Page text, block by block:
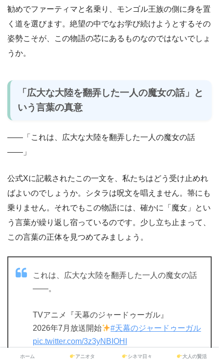
勧めでファーティマと名乗り、モンゴル王族の側に身を置
く道を選びます。絶望の中でなお学び続けようとするその
姿勢こそが、この物語の芯にあるものなのではないでしょ
うか。
「広大な大陸を翻弄した一人の魔女の話」と
いう言葉の真意
――「これは、広大な大陸を翻弄した一人の魔女の話
――」
公式Xに記載されたこの一文を、私たちはどう受け止めれ
ばよいのでしょうか。シタラは呪文を唱えません。箒にも
乗りません。それでもこの物語には、確かに「魔女」とい
う言葉が繰り返し宿っているのです。少し立ち止まって、
この言葉の正体を見つめてみましょう。
これは、広大な大陸を翻弄した一人の魔女の話
――。
TVアニメ『天幕のジャードゥーガル』
2026年7月放送開始
#天幕のジャードゥーガル
pic.twitter.com/3z3yNBIOHI
— TVアニメ『天幕のジャードゥーガル』公式
ホーム アニオタ シネマ日々 大人の賢活